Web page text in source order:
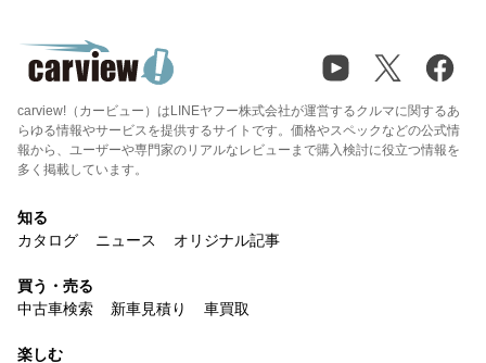
carview!（カービュー）はLINEヤフー株式会社が運営するクルマに関するあ
らゆる情報やサービスを提供するサイトです。価格やスペックなどの公式情
報から、ユーザーや専門家のリアルなレビューまで購入検討に役立つ情報を
多く掲載しています。
知る
カタログ
ニュース オリジナル記事
買う・売る
中古車検索
新車見積り 車買取
楽しむ